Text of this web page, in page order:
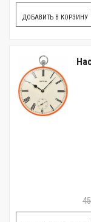
ДОБАВИТЬ В КОРЗИНУ